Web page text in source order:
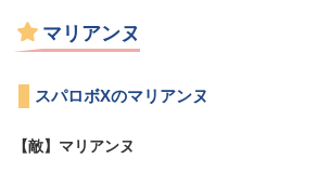
マリアンヌ
スパロボXのマリアンヌ
【敵】マリアンヌ